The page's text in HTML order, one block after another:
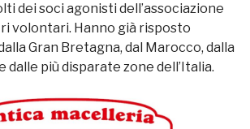
dei soci agonisti dell’associazione
volontari. Hanno già risposto
Gran Bretagna, dal Marocco, dalla
dalle più disparate zone dell’Italia.